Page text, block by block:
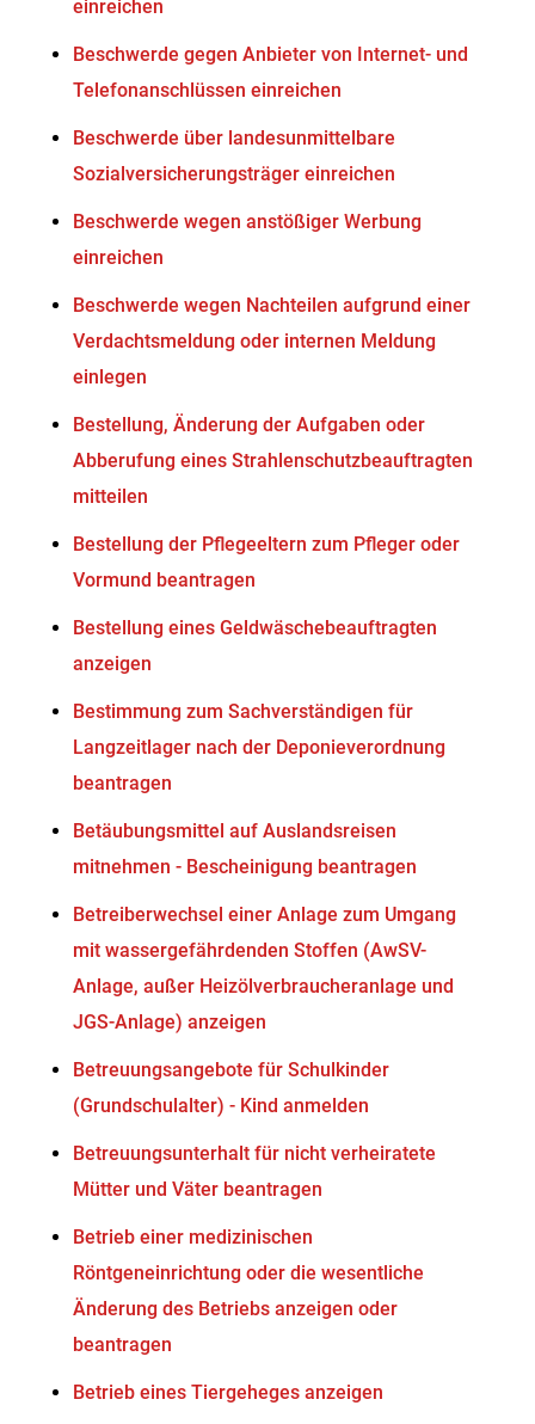
einreichen
Beschwerde gegen Anbieter von Internet- und
Telefonanschlüssen einreichen
Beschwerde über landesunmittelbare
Sozialversicherungsträger einreichen
Beschwerde wegen anstößiger Werbung
einreichen
Beschwerde wegen Nachteilen aufgrund einer
Verdachtsmeldung oder internen Meldung
einlegen
Bestellung, Änderung der Aufgaben oder
Abberufung eines Strahlenschutzbeauftragten
mitteilen
Bestellung der Pflegeeltern zum Pfleger oder
Vormund beantragen
Bestellung eines Geldwäschebeauftragten
anzeigen
Bestimmung zum Sachverständigen für
Langzeitlager nach der Deponieverordnung
beantragen
Betäubungsmittel auf Auslandsreisen
mitnehmen - Bescheinigung beantragen
Betreiberwechsel einer Anlage zum Umgang
mit wassergefährdenden Stoffen (AwSV-
Anlage, außer Heizölverbraucheranlage und
JGS-Anlage) anzeigen
Betreuungsangebote für Schulkinder
(Grundschulalter) - Kind anmelden
Betreuungsunterhalt für nicht verheiratete
Mütter und Väter beantragen
Betrieb einer medizinischen
Röntgeneinrichtung oder die wesentliche
Änderung des Betriebs anzeigen oder
beantragen
Betrieb eines Tiergeheges anzeigen